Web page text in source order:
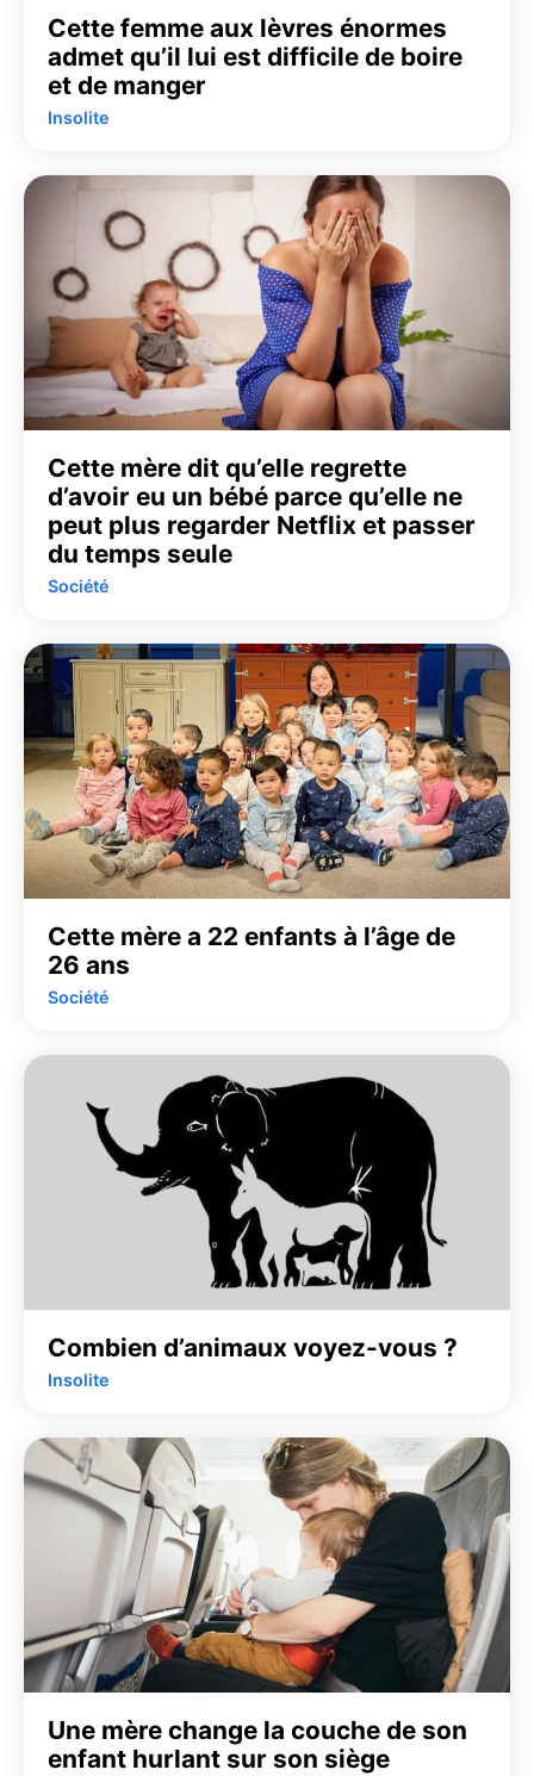
Cette femme aux lèvres énormes
admet qu’il lui est difficile de boire
et de manger
Insolite
Cette mère dit qu’elle regrette
d’avoir eu un bébé parce qu’elle ne
peut plus regarder Netflix et passer
du temps seule
Société
Cette mère a 22 enfants à l’âge de
26 ans
Société
Combien d’animaux voyez-vous ?
Insolite
Une mère change la couche de son
enfant hurlant sur son siège